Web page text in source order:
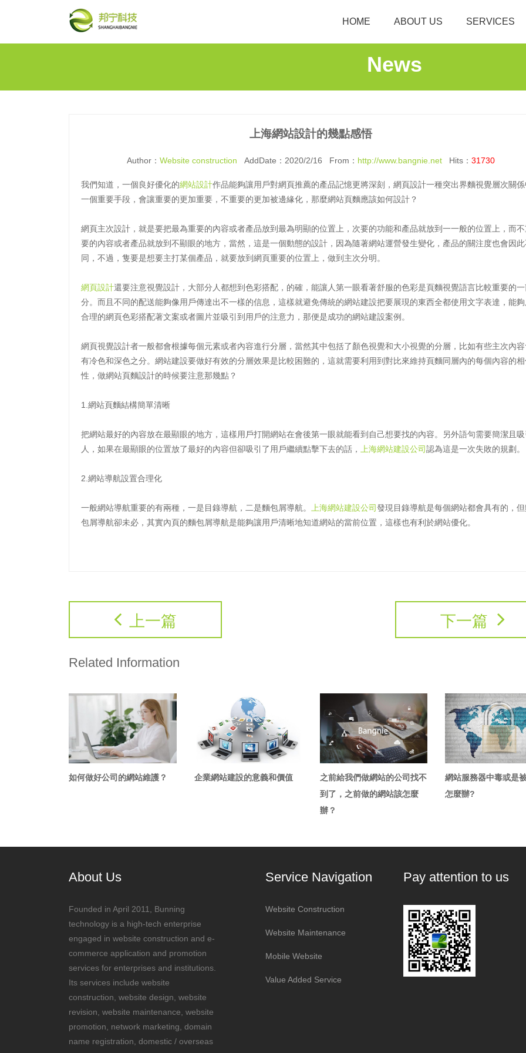
HOME ABOUT US SERVICES
News
上海網站設計的幾點感悟
Author： Website construction AddDate：2020/2/16 From： http://www.bangnie.net Hits： 31730
我們知道，一個良好優化的網站設計作品能夠讓用戶對網頁推薦的產品記憶更將深刻，網頁設計一種突出界麵視覺層次關
一個重要手段，會讓重要的更加重要，不重要的更加被邊緣化，那麼網站頁麵應該如何設計？
網頁主次設計，就是要把最為重要的內容或者產品放到最為明顯的位置上，次要的功能和產品就放到一一般的位置上，而
要的內容或者產品就放到不顯眼的地方，當然，這是一個動態的設計，因為隨著網站運營發生變化，產品的關注度也會因
同，不過，隻要是想要主打某個產品，就要放到網頁重要的位置上，做到主次分明。
網頁設計還要注意視覺設計，大部分人都想到色彩搭配，的確，能讓人第一眼看著舒服的色彩是頁麵視覺語言比較重要的
分。而且不同的配送能夠像用戶傳達出不一樣的信息，這樣就避免傳統的網站建設把要展現的東西全都使用文字表達，能
合理的網頁色彩搭配著文案或者圖片並吸引到用戶的注意力，那便是成功的網站建設案例。
網頁視覺設計者一般都會根據每個元素或者內容進行分層，當然其中包括了顏色視覺和大小視覺的分層，比如有些主次內
有冷色和深色之分。網站建設要做好有效的分層效果是比較困難的，這就需要利用到對比來維持頁麵同層內的每個內容的
性，做網站頁麵設計的時候要注意那幾點？
1.網站頁麵結構簡單清晰
把網站最好的內容放在最顯眼的地方，這樣用戶打開網站在會後第一眼就能看到自己想要找的內容。另外語句需要簡潔且
人，如果在最顯眼的位置放了最好的內容但卻吸引了用戶繼續點擊下去的話，
上海網站建設公司認為這是一次失敗的規劃。
2.網站導航設置合理化
一般網站導航重要的有兩種，一是目錄導航，二是麵包屑導航。 上海網站建設公司發現目錄導航是每個網站都會具有的，
包屑導航卻未必，其實內頁的麵包屑導航是能夠讓用戶清晰地知道網站的當前位置，這樣也有利於網站優化。
上一篇 下一篇
Related Information
如何做好公司的網站維護？ 企業網站建設的意義和價值
之前給我們做網站的公司找不
到了，之前做的網站該怎麼
辦？
網站服務器中毒或是
怎麼辦?
About Us
Founded in April 2011, Bunning
technology is a high-tech enterprise
engaged in website construction and e-
commerce application and promotion
services for enterprises and institutions.
Its services include website
construction, website design, website
revision, website maintenance, website
promotion, network marketing, domain
name registration, domestic / overseas
Service Navigation
Website Construction
Website Maintenance
Mobile Website
Value Added Service
Pay attention to us